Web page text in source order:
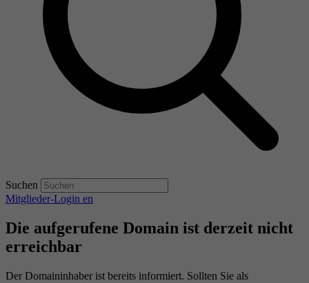
Suchen
Mitglieder-Login en
Die aufgerufene Domain ist derzeit nicht
erreichbar
Der Domaininhaber ist bereits informiert. Sollten Sie als